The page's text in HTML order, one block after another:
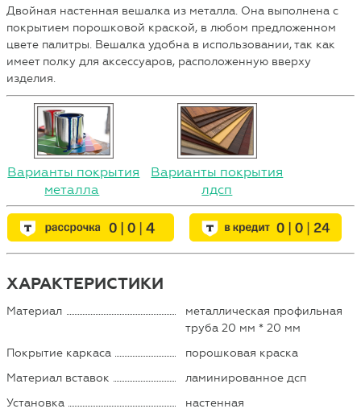
Двойная настенная вешалка из металла. Она выполнена с
покрытием порошковой краской, в любом предложенном
цвете палитры. Вешалка удобна в использовании, так как
имеет полку для аксессуаров, расположенную вверху
изделия.
Варианты покрытия
металла
Варианты покрытия
лдсп
ХАРАКТЕРИСТИКИ
Материал
металлическая профильная
труба 20 мм * 20 мм
Покрытие каркаса
порошковая краска
Материал вставок
ламинированное дсп
Установка
настенная